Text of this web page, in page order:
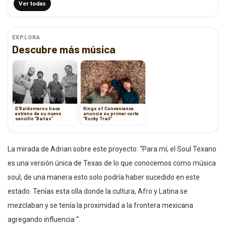
Ver todas
EXPLORA
Descubre más música
D’Baldomeros hace
estreno de su nuevo
sencillo “Bailas”
Kings of Convenience
anuncia su primer corte
“Rocky Trail”
La mirada de Adrian sobre este proyecto: “Para mí, el Soul Texano
es una versión única de Texas de lo que conocemos como música
soul, de una manera esto solo podría haber sucedido en este
estado. Tenías esta olla donde la cultura, Afro y Latina se
mezclaban y se tenía la proximidad a la frontera mexicana
agregando influencia “.